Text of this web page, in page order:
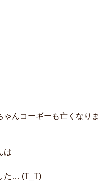
んコーギーも亡くなりま
は
た… (T_T)